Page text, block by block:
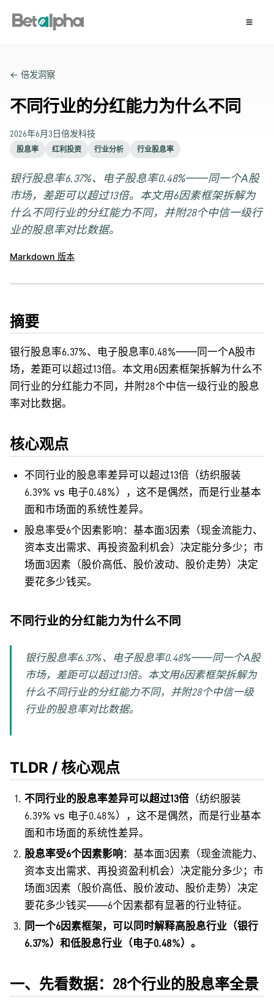
← 倍发洞察
不同行业的分红能力为什么不同
2026年6月3日倍发科技
股息率 红利投资 行业分析 行业股息率
银行股息率6.37%、电子股息率0.48%——同一个A股
市场，差距可以超过13倍。本文用6因素框架拆解为
什么不同行业的分红能力不同，并附28个中信一级行
业的股息率对比数据。
Markdown 版本
摘要
银行股息率6.37%、电子股息率0.48%——同一个A股市
场，差距可以超过13倍。本文用6因素框架拆解为什么不
同行业的分红能力不同，并附28个中信一级行业的股息
率对比数据。
核心观点
不同行业的股息率差异可以超过13倍（纺织服装
6.39% vs 电子0.48%），这不是偶然，而是行业基本
面和市场面的系统性差异。
股息率受6个因素影响：基本面3因素（现金流能力、
资本支出需求、再投资盈利机会）决定能分多少；市
场面3因素（股价高低、股价波动、股价走势）决定
要花多少钱买。
不同行业的分红能力为什么不同
银行股息率6.37%、电子股息率0.48%——同一个A股
市场，差距可以超过13倍。本文用6因素框架拆解为
什么不同行业的分红能力不同，并附28个中信一级
行业的股息率对比数据。
TLDR / 核心观点
不同行业的股息率差异可以超过13倍 （纺织服装
6.39% vs 电子0.48%），这不是偶然，而是行业基本
面和市场面的系统性差异。
股息率受6个因素影响：基本面3因素（现金流能力、
资本支出需求、再投资盈利机会）决定能分多少；市
场面3因素（股价高低、股价波动、股价走势）决定
要花多少钱买——6个因素都有显著的行业特征。
同一个6因素框架，可以同时解释高股息行业（银行
6.37%）和低股息行业（电子0.48%）。
一、先看数据：28个行业的股息率全景